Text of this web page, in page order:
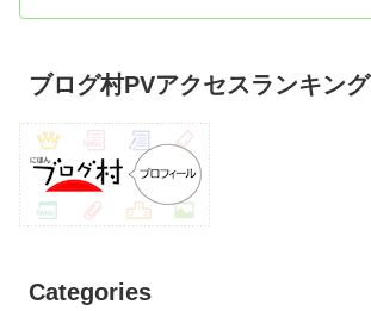
ブログ村PVアクセスランキング
Categories